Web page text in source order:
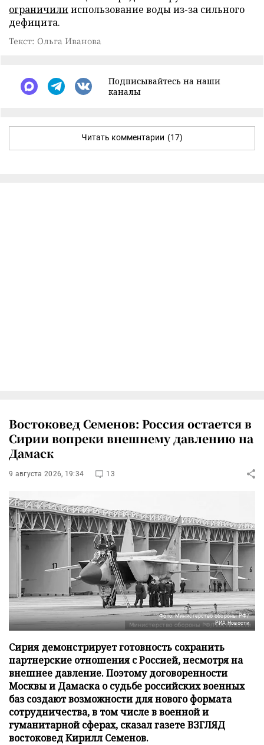
ограничилииспользование воды из-за сильного
дефицита.
Текст: Ольга Иванова
Подписывайтесь на наши
каналы
Читать комментарии (17)
Востоковед Семенов: Россия остается в
Сирии вопреки внешнему давлению на
Дамаск
9 августа 2026, 19:34 13
Фото: Министерство обороны РФ/
РИА Новости
Сирия демонстрирует готовность сохранить
партнерские отношения с Россией, несмотря на
внешнее давление. Поэтому договоренности
Москвы и Дамаска о судьбе российских военных
баз создают возможности для нового формата
сотрудничества, в том числе в военной и
гуманитарной сферах, сказал газете ВЗГЛЯД
востоковед Кирилл Семенов.